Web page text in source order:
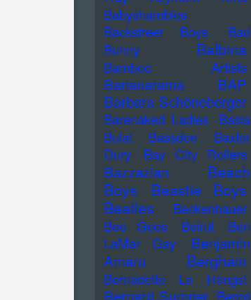
Babyshambles
Backstreet Boys
Bad
Bunny
Balbina
Bamboo Artists
Bananarama
BAP
Barbara Schöneberger
Barenaked Ladies
Basia
Bulat
Bassdee
Baxter
Dury
Bay City Rollers
Bazzazian
Beach
Boys
Beastie Boys
Beatles
Beckenbauer
Bee Gees
Beirut
Ben
LaMar Gay
Benjamin
Amaru
Berghain
Bernadette La Hengst
Bernard Sumner Bernd